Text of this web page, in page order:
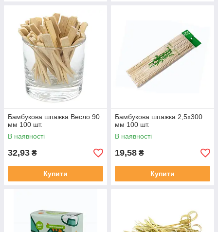
Бамбукова шпажка Весло 90
мм 100 шт.
В наявності
32,93 ₴
Купити
Бамбукова шпажка 2,5х300
мм 100 шт.
В наявності
19,58 ₴
Купити